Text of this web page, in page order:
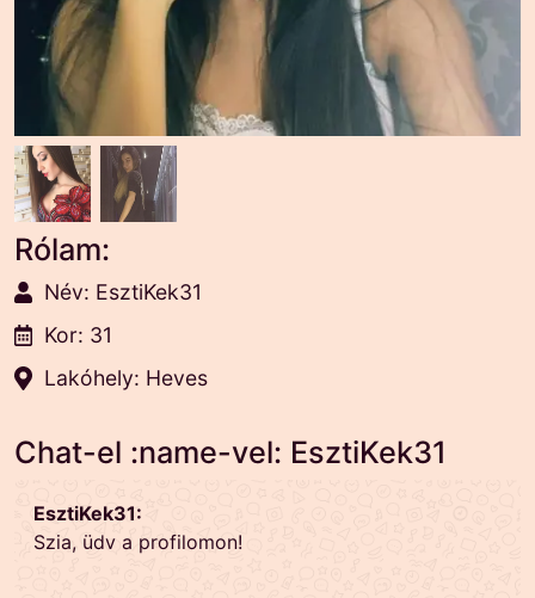
Rólam:
Név: EsztiKek31
Kor: 31
Lakóhely: Heves
Chat-el :name-vel: EsztiKek31
EsztiKek31:
Szia, üdv a profilomon!